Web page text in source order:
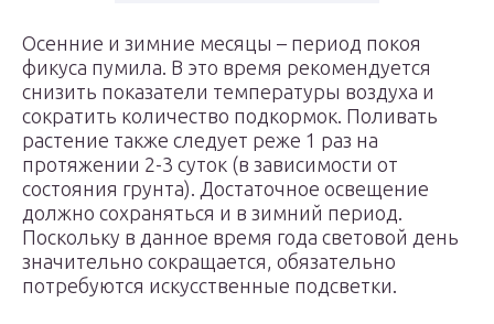
Осенние и зимние месяцы – период покоя
фикуса пумила. В это время рекомендуется
снизить показатели температуры воздуха и
сократить количество подкормок. Поливать
растение также следует реже 1 раз на
протяжении 2-3 суток (в зависимости от
состояния грунта). Достаточное освещение
должно сохраняться и в зимний период.
Поскольку в данное время года световой день
значительно сокращается, обязательно
потребуются искусственные подсветки.